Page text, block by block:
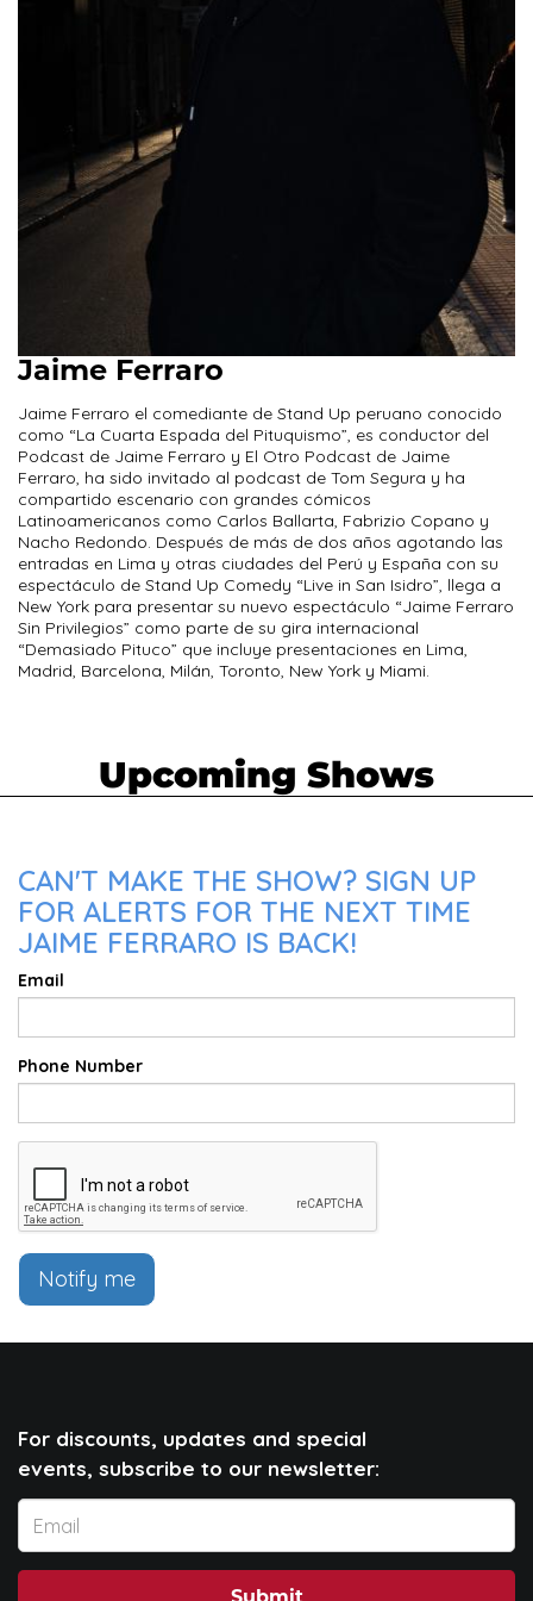
Jaime Ferraro
Jaime Ferraro el comediante de Stand Up peruano conocido
como “La Cuarta Espada del Pituquismo”, es conductor del
Podcast de Jaime Ferraro y El Otro Podcast de Jaime
Ferraro, ha sido invitado al podcast de Tom Segura y ha
compartido escenario con grandes cómicos
Latinoamericanos como Carlos Ballarta, Fabrizio Copano y
Nacho Redondo. Después de más de dos años agotando las
entradas en Lima y otras ciudades del Perú y España con su
espectáculo de Stand Up Comedy “Live in San Isidro”, llega a
New York para presentar su nuevo espectáculo “Jaime Ferraro
Sin Privilegios” como parte de su gira internacional
“Demasiado Pituco” que incluye presentaciones en Lima,
Madrid, Barcelona, Milán, Toronto, New York y Miami.
Upcoming Shows
CAN'T MAKE THE SHOW? SIGN UP
FOR ALERTS FOR THE NEXT TIME
JAIME FERRARO IS BACK!
Email
Phone Number
Notify me
For discounts, updates and special
events, subscribe to our newsletter: